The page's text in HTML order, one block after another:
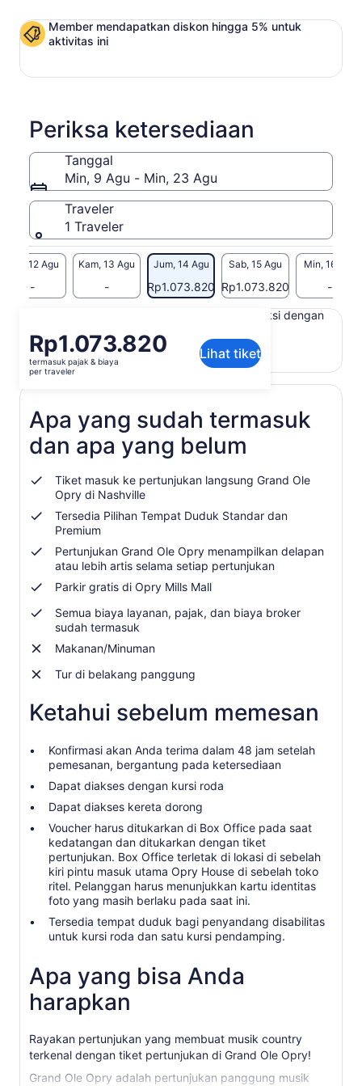
Member mendapatkan diskon hingga 5% untuk
aktivitas ini
Periksa ketersediaan
Tanggal
Min, 9 Agu - Min, 23 Agu
Traveler
1 Traveler
Rab, 12 Agu
-
Kam, 13 Agu
-
Jum, 14 Agu
Rp1.073.820
Sab, 15 Agu
Rp1.073.820
Min, 16 Agu
-
Harga
Rp1.073.820
per
Rp1.073.820
termasuk pajak & biaya
per traveler
Lihat tiket
Konten di halaman ini mungkin diproduksi dengan
Lihat teks asli (Bahasa Inggris)
Berikan masukan untuk terjemahan ini
Apa yang sudah termasuk
dan apa yang belum
Tiket masuk ke pertunjukan langsung Grand Ole
Opry di Nashville
Tersedia Pilihan Tempat Duduk Standar dan
Premium
Pertunjukan Grand Ole Opry menampilkan delapan
atau lebih artis selama setiap pertunjukan
Parkir gratis di Opry Mills Mall
Semua biaya layanan, pajak, dan biaya broker
sudah termasuk
Makanan/Minuman
Tur di belakang panggung
Ketahui sebelum memesan
Konfirmasi akan Anda terima dalam 48 jam setelah
pemesanan, bergantung pada ketersediaan
Dapat diakses dengan kursi roda
Dapat diakses kereta dorong
Voucher harus ditukarkan di Box Office pada saat
kedatangan dan ditukarkan dengan tiket
pertunjukan. Box Office terletak di lokasi di sebelah
kiri pintu masuk utama Opry House di sebelah toko
ritel. Pelanggan harus menunjukkan kartu identitas
foto yang masih berlaku pada saat ini.
Tersedia tempat duduk bagi penyandang disabilitas
untuk kursi roda dan satu kursi pendamping.
Apa yang bisa Anda
harapkan
Rayakan pertunjukan yang membuat musik country
terkenal dengan tiket pertunjukan di Grand Ole Opry!
Grand Ole Opry adalah pertunjukan panggung musik